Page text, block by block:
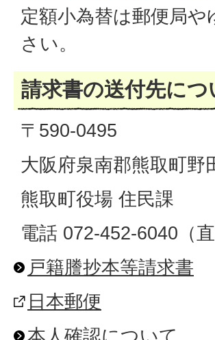
定額小為替は郵便局
さい。
請求書の送付先につ
〒590-0495
大阪府泉南郡熊取町野
熊取町役場 住民課
電話 072-452-6040（直
戸籍謄抄本等請求書
日本郵便
本人確認について